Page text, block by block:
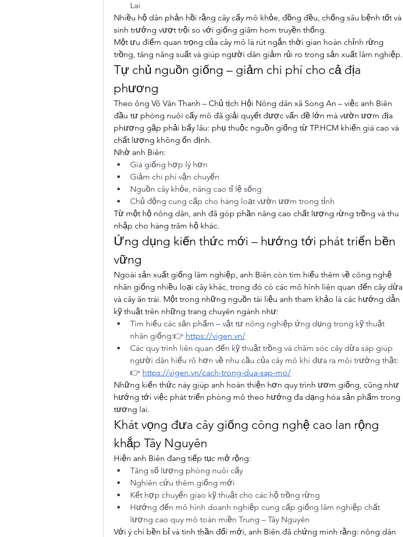
Lai
Nhiều hộ dân phản hồi rằng cây cấy mô khỏe, đồng đều, chống sâu bệnh tốt và
sinh trưởng vượt trội so với giống giâm hom truyền thống.
Một ưu điểm quan trọng của cây mô là rút ngắn thời gian hoàn chỉnh rừng
trồng, tăng năng suất và giúp người dân giảm rủi ro trong sản xuất lâm nghiệp.
Tự chủ nguồn giống – giảm chi phí cho cả địa
phương
Theo ông Võ Văn Thanh – Chủ tịch Hội Nông dân xã Song An – việc anh Biên
đầu tư phòng nuôi cấy mô đã giải quyết được vấn đề lớn mà vườn ươm địa
phương gặp phải bấy lâu: phụ thuộc nguồn giống từ TP.HCM khiến giá cao và
chất lượng không ổn định.
Nhờ anh Biên:
Giá giống hợp lý hơn
Giảm chi phí vận chuyển
Nguồn cây khỏe, nâng cao tỉ lệ sống
Chủ động cung cấp cho hàng loạt vườn ươm trong tỉnh
Từ một hộ nông dân, anh đã góp phần nâng cao chất lượng rừng trồng và thu
nhập cho hàng trăm hộ khác.
Ứng dụng kiến thức mới – hướng tới phát triển bền
vững
Ngoài sản xuất giống lâm nghiệp, anh Biên còn tìm hiểu thêm về công nghệ
nhân giống nhiều loại cây khác, trong đó có các mô hình liên quan đến cây dừa
và cây ăn trái. Một trong những nguồn tài liệu anh tham khảo là các hướng dẫn
kỹ thuật trên những trang chuyên ngành như:
Tìm hiểu các sản phẩm – vật tư nông nghiệp ứng dụng trong kỹ thuật
nhân giống:👉 https://vigen.vn/
Các quy trình liên quan đến kỹ thuật trồng và chăm sóc cây dừa sáp giúp
người dân hiểu rõ hơn về nhu cầu của cây mô khi đưa ra môi trường thật:
👉 https://vigen.vn/cach-trong-dua-sap-mo/
Những kiến thức này giúp anh hoàn thiện hơn quy trình ươm giống, cũng như
hướng tới việc phát triển phòng mô theo hướng đa dạng hóa sản phẩm trong
tương lai.
Khát vọng đưa cây giống công nghệ cao lan rộng
khắp Tây Nguyên
Hiện anh Biên đang tiếp tục mở rộng:
Tăng số lượng phòng nuôi cấy
Nghiên cứu thêm giống mới
Kết hợp chuyển giao kỹ thuật cho các hộ trồng rừng
Hướng đến mô hình doanh nghiệp cung cấp giống lâm nghiệp chất
lượng cao quy mô toàn miền Trung – Tây Nguyên
Với ý chí bền bỉ và tinh thần đổi mới, anh Biên đã chứng minh rằng: nông dân